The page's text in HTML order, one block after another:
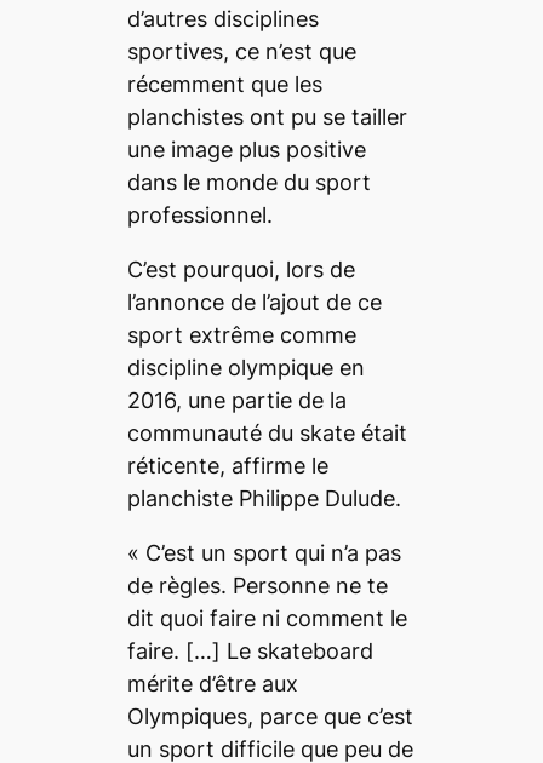
d’autres disciplines
sportives, ce n’est que
récemment que les
planchistes ont pu se tailler
une image plus positive
dans le monde du sport
professionnel.
C’est pourquoi, lors de
l’annonce de l’ajout de ce
sport extrême comme
discipline olympique en
2016, une partie de la
communauté du skateétait
réticente, affirme le
planchiste Philippe Dulude.
« C’est un sport qui n’a pas
de règles. Personne ne te
dit quoi faire ni comment le
faire. […] Le skateboard
mérite d’être aux
Olympiques, parce que c’est
un sport difficile que peu de